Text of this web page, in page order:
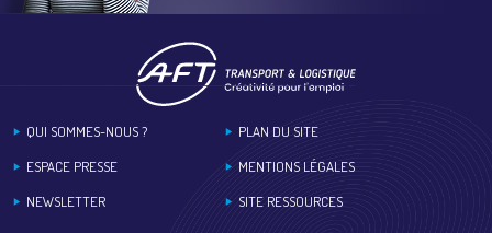
QUI SOMMES-NOUS ?
ESPACE PRESSE
NEWSLETTER
PLAN DU SITE
MENTIONS LÉGALES
SITE RESSOURCES